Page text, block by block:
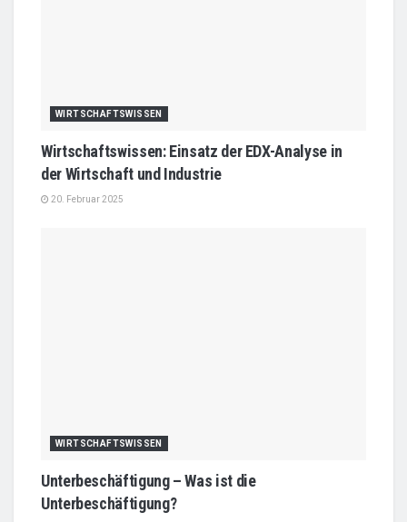
WIRTSCHAFTSWISSEN
Wirtschaftswissen: Einsatz der EDX-Analyse in
der Wirtschaft und Industrie
20. Februar 2025
WIRTSCHAFTSWISSEN
Unterbeschäftigung – Was ist die
Unterbeschäftigung?